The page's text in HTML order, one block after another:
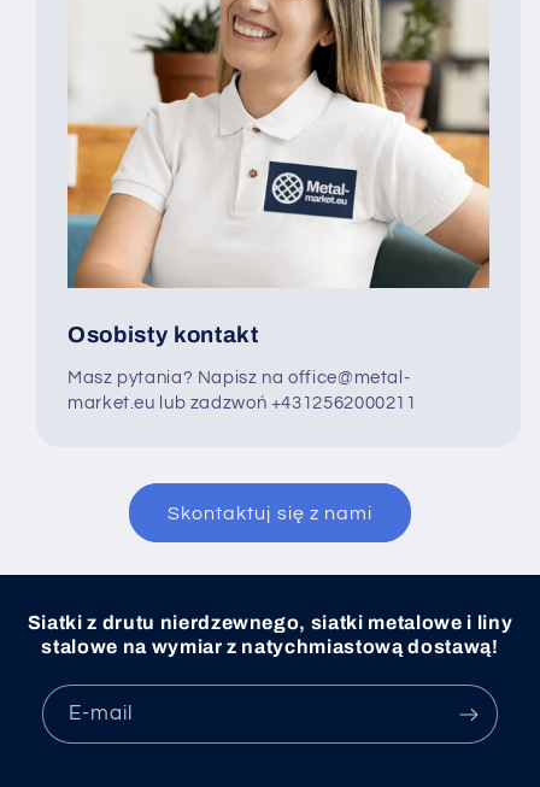
Osobisty kontakt
Masz pytania? Napisz na office@metal-
market.eu lub zadzwoń +4312562000211
Skontaktuj się z nami
Siatki z drutu nierdzewnego, siatki metalowe i liny
stalowe na wymiar z natychmiastową dostawą!
E-mail